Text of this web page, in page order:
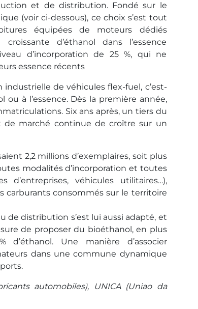
et de distribution. Fondé sur le
(voir ci-dessous), ce choix s’est tout
équipées de moteurs dédiés
d’éthanol dans l’essence
d’incorporation de 25 %, qui ne
essence récents
de véhicules flex-fuel, c’est-
à l’essence. Dès la première année,
Six ans après, un tiers du
marché continue de croître sur un
2,2 millions d’exemplaires, soit plus
modalités d’incorporation et toutes
d’entreprises, véhicules utilitaires…),
carburants consommés sur le territoire
de distribution s’est lui aussi adapté, et
de proposer du bioéthanol, en plus
Une manière d’associer
dans une commune dynamique
automobiles), UNICA (Uniao da